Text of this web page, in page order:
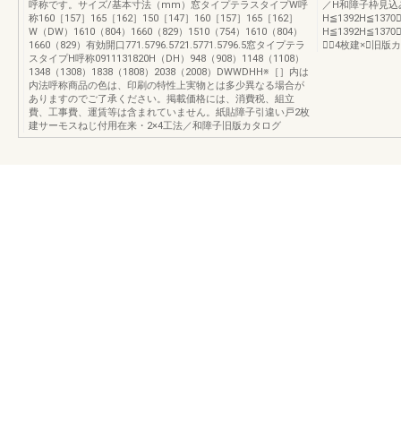
呼称です。サイズ/基本寸法（mm）窓タイプテラスタイプW呼
称160［157］165［162］150［147］160［157］165［162］
W（DW）1610（804）1660（829）1510（754）1610（804）
1660（829）有効開口771.5796.5721.5771.5796.5窓タイプテラ
スタイプH呼称0911131820H（DH）948（908）1148（1108）
1348（1308）1838（1808）2038（2008）DWWDHH※［］内は
内法呼称商品の色は、印刷の特性上実物とは多少異なる場合が
ありますのでご了承ください。掲載価格には、消費税、組立
費、工事費、運賃等は含まれていません。紙貼障子引違い戸2枚
建サーモスねじ付用在来・2×4工法／和障子旧版カタログ
／H和障子枠見
子⃝4枚建×⃝旧版